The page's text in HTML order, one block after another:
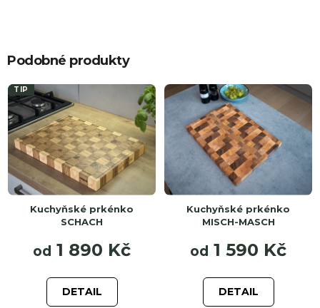
Podobné produkty
TIP
Kuchyňské prkénko
SCHACH
od 1 890 Kč
DETAIL
Kuchyňské prkénko
MISCH-MASCH
od 1 590 Kč
DETAIL